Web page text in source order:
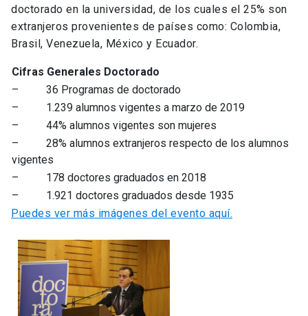
doctorado en la universidad, de los cuales el 25% son
extranjeros provenientes de países como: Colombia,
Brasil, Venezuela, México y Ecuador.
Cifras Generales Doctorado
– 36 Programas de doctorado
– 1.239 alumnos vigentes a marzo de 2019
– 44% alumnos vigentes son mujeres
– 28% alumnos extranjeros respecto de los alumnos
vigentes
– 178 doctores graduados en 2018
– 1.921 doctores graduados desde 1935
Puedes ver más imágenes del evento aquí.